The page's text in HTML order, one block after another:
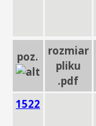
poz.
rozmiar
pliku
.pdf
1522